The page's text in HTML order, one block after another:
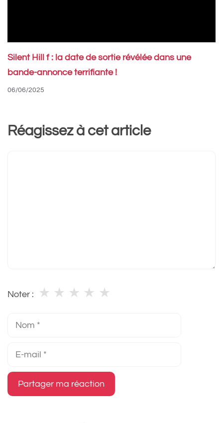
Silent Hill f : la date de sortie révélée dans une
bande-annonce terrifiante !
06/06/2025
Réagissez à cet article
Noter : ★
★
★
★
★